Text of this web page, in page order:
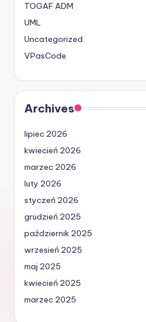
TOGAF ADM
UML
Uncategorized
VPasCode
Archives
lipiec 2026
kwiecień 2026
marzec 2026
luty 2026
styczeń 2026
grudzień 2025
październik 2025
wrzesień 2025
maj 2025
kwiecień 2025
marzec 2025